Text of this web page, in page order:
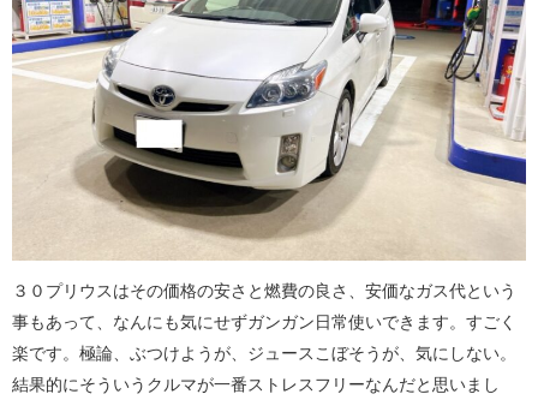
３０プリウスはその価格の安さと燃費の良さ、安価なガス代という
事もあって、なんにも気にせずガンガン日常使いできます。すごく
楽です。極論、ぶつけようが、ジュースこぼそうが、気にしない。
結果的にそういうクルマが一番ストレスフリーなんだと思いまし